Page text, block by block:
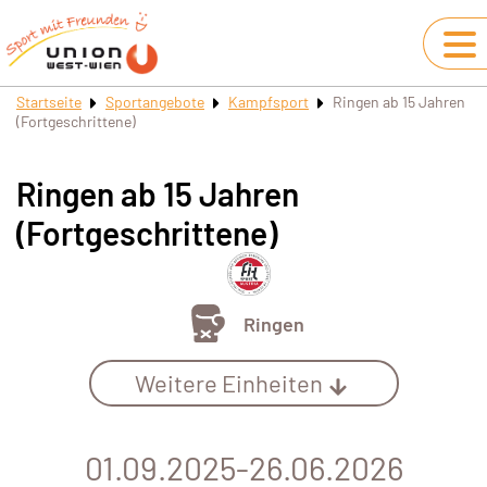
Startseite Sportangebote Kampfsport
Ringen ab 15 Jahren
(Fortgeschrittene)
Ringen ab 15 Jahren
(Fortgeschrittene)
Ringen
Weitere Einheiten
01.09.2025-26.06.2026